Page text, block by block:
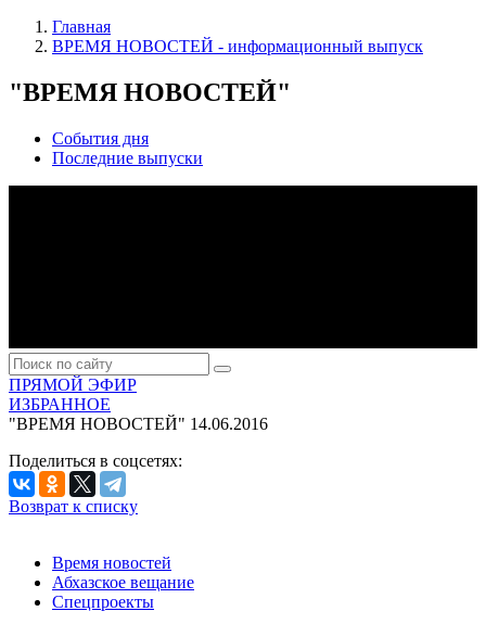
Главная
ВРЕМЯ НОВОСТЕЙ - информационный выпуск
"ВРЕМЯ НОВОСТЕЙ"
События дня
Последние выпуски
ПРЯМОЙ ЭФИР
ИЗБРАННОЕ
"ВРЕМЯ НОВОСТЕЙ" 14.06.2016
Поделиться в соцсетях:
Возврат к списку
Время новостей
Абхазское вещание
Спецпроекты